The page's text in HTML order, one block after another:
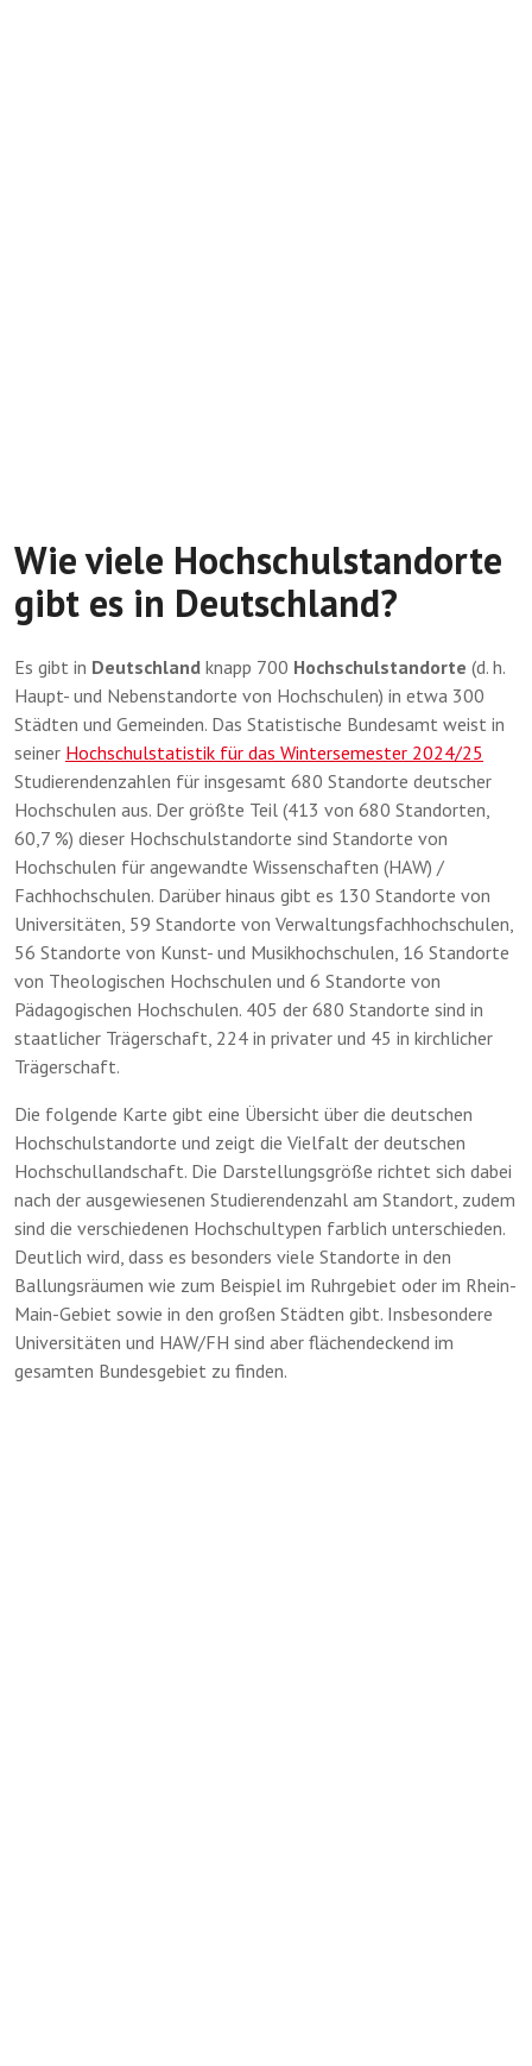
Wie viele Hochschulstandorte
gibt es in Deutschland?
Es gibt in Deutschland knapp 700 Hochschulstandorte (d. h.
Haupt- und Nebenstandorte von Hochschulen) in etwa 300
Städten und Gemeinden. Das Statistische Bundesamt weist in
seiner Hochschulstatistik für das Wintersemester 2024/25
Studierendenzahlen für insgesamt 680 Standorte deutscher
Hochschulen aus. Der größte Teil (413 von 680 Standorten,
60,7 %) dieser Hochschulstandorte sind Standorte von
Hochschulen für angewandte Wissenschaften (HAW) /
Fachhochschulen. Darüber hinaus gibt es 130 Standorte von
Universitäten, 59 Standorte von Verwaltungsfachhochschulen,
56 Standorte von Kunst- und Musikhochschulen, 16 Standorte
von Theologischen Hochschulen und 6 Standorte von
Pädagogischen Hochschulen. 405 der 680 Standorte sind in
staatlicher Trägerschaft, 224 in privater und 45 in kirchlicher
Trägerschaft.
Die folgende Karte gibt eine Übersicht über die deutschen
Hochschulstandorte und zeigt die Vielfalt der deutschen
Hochschullandschaft. Die Darstellungsgröße richtet sich dabei
nach der ausgewiesenen Studierendenzahl am Standort, zudem
sind die verschiedenen Hochschultypen farblich unterschieden.
Deutlich wird, dass es besonders viele Standorte in den
Ballungsräumen wie zum Beispiel im Ruhrgebiet oder im Rhein-
Main-Gebiet sowie in den großen Städten gibt. Insbesondere
Universitäten und HAW/FH sind aber flächendeckend im
gesamten Bundesgebiet zu finden.